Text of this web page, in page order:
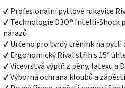
✔ Profesionální pytlové rukavice
✔ Technologie D3O® Intelli-Shock
nárazů
✔ Určeno pro tvrdý trénink na pytli
✔ Ergonomický Rival střih s 15°
✔ Vícevrstvá výplň z pěny, latexu a
✔ Výborná ochrana kloubů a zápěstí